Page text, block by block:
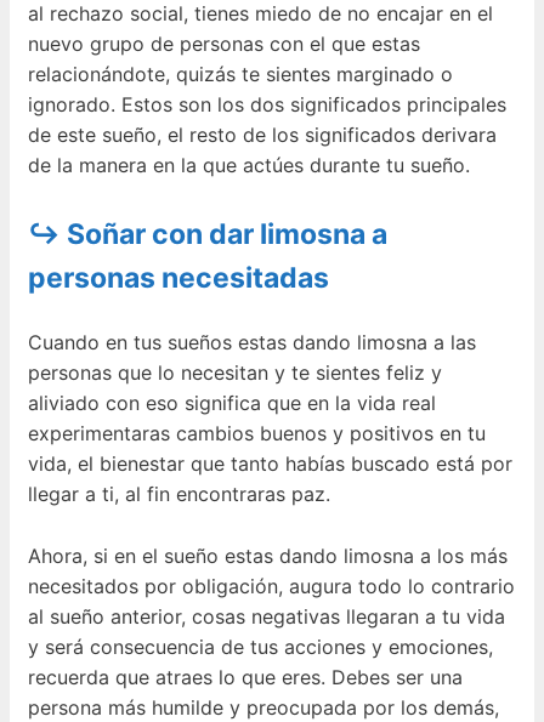
al rechazo social, tienes miedo de no encajar en el
nuevo grupo de personas con el que estas
relacionándote, quizás te sientes marginado o
ignorado. Estos son los dos significados principales
de este sueño, el resto de los significados derivara
de la manera en la que actúes durante tu sueño.
↪ Soñar con dar limosna a
personas necesitadas
Cuando en tus sueños estas dando limosna a las
personas que lo necesitan y te sientes feliz y
aliviado con eso significa que en la vida real
experimentaras cambios buenos y positivos en tu
vida, el bienestar que tanto habías buscado está por
llegar a ti, al fin encontraras paz.
Ahora, si en el sueño estas dando limosna a los más
necesitados por obligación, augura todo lo contrario
al sueño anterior, cosas negativas llegaran a tu vida
y será consecuencia de tus acciones y emociones,
recuerda que atraes lo que eres. Debes ser una
persona más humilde y preocupada por los demás,